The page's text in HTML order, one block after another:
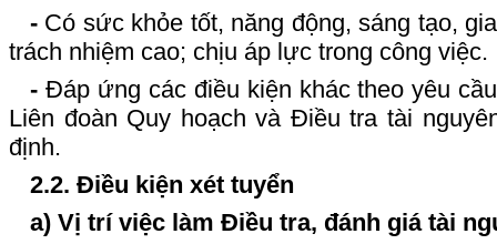
-Có sức khỏe tốt, năng động, sáng tạo,
trách nhiệm cao; chịu áp lực trong công việc.
-Đáp ứng các điều kiện khác theo yêu
Liên đoàn Quy hoạch và Điều tra tài
định.
2.2. Điều kiện xét tuyển
a) Vị trí việc làm Điều tra, đánh giá tài